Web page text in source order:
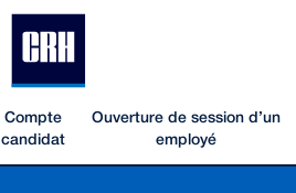
Compte
candidat
Ouverture de session d’un
employé